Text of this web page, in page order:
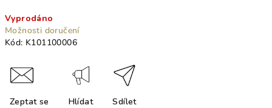
cena:
Vyprodáno
Možnosti doručení
Kód: K101100006
Zeptat se Hlídat Sdílet